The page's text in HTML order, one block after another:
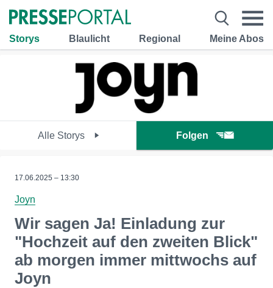
Storys Blaulicht Regional Meine Abos
Alle Storys Folgen
17.06.2025 – 13:30
Joyn
Wir sagen Ja! Einladung zur
"Hochzeit auf den zweiten Blick"
ab morgen immer mittwochs auf
Joyn